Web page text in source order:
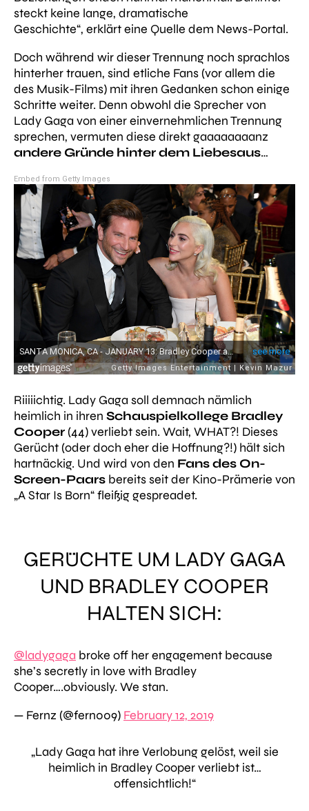
steckt keine lange, dramatische
Geschichte“, erklärt eine Quelle dem News-Portal.
Doch während wir dieser Trennung noch sprachlos
hinterher trauen, sind etliche Fans (vor allem die
des Musik-Films) mit ihren Gedanken schon einige
Schritte weiter. Denn obwohl die Sprecher von
Lady Gaga von einer einvernehmlichen Trennung
sprechen, vermuten diese direkt gaaaaaaaanz
andere Gründe hinter dem Liebesaus…
Embed from Getty Images
Riiiiichtig. Lady Gaga soll demnach nämlich
heimlich in ihren Schauspielkollege Bradley
Cooper (44) verliebt sein. Wait, WHAT?! Dieses
Gerücht (oder doch eher die Hoffnung?!) hält sich
hartnäckig. Und wird von den Fans des On-
Screen-Paars bereits seit der Kino-Prämerie von
„A Star Is Born“ fleißig gespreadet.
GERÜCHTE UM LADY GAGA
UND BRADLEY COOPER
HALTEN SICH:
@ladygaga broke off her engagement because
she’s secretly in love with Bradley
Cooper….obviously. We stan.
— Fernz (@fern009) February 12, 2019
„Lady Gaga hat ihre Verlobung gelöst, weil sie
heimlich in Bradley Cooper verliebt ist…
offensichtlich!“